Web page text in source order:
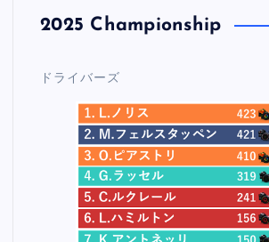
2025 Championship
ドライバーズ